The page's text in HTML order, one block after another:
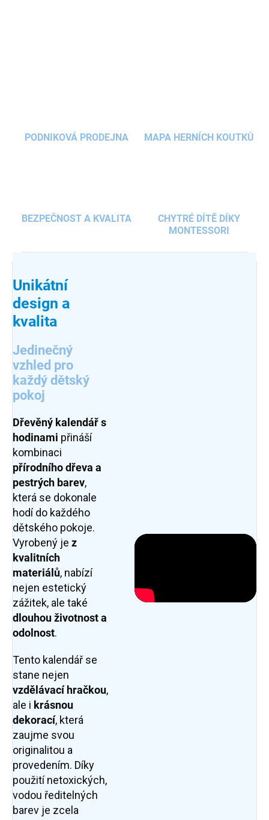
PODNIKOVÁ PRODEJNA MAPA HERNÍCH KOUTKŮ
BEZPEČNOST A KVALITA
CHYTRÉ DÍTĚ DÍKY
MONTESSORI
Unikátní
design a
kvalita
Jedinečný
vzhled pro
každý dětský
pokoj
Dřevěný kalendář s
hodinami přináší
kombinaci
přírodního dřeva a
pestrých barev,
která se dokonale
hodí do každého
dětského pokoje.
Vyrobený je z
kvalitních
materiálů, nabízí
nejen estetický
zážitek, ale také
dlouhou životnost a
odolnost.
Tento kalendář se
stane nejen
vzdělávací hračkou,
ale i krásnou
dekorací, která
zaujme svou
originalitou a
provedením. Díky
použití netoxických,
vodou ředitelných
barev je zcela